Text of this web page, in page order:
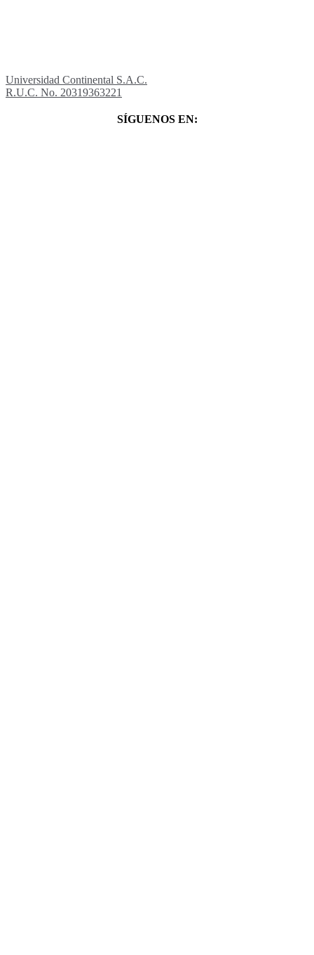
Universidad Continental S.A.C.
R.U.C. No. 20319363221
SÍGUENOS EN: